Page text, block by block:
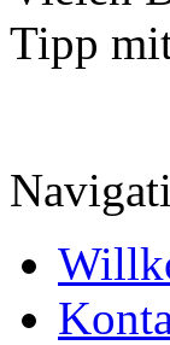
Tipp